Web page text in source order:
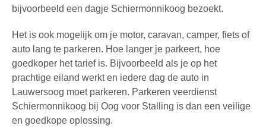
bijvoorbeeld een dagje Schiermonnikoog bezoekt.
Het is ook mogelijk om je motor, caravan, camper, fiets of
auto lang te parkeren. Hoe langer je parkeert, hoe
goedkoper het tarief is. Bijvoorbeeld als je op het
prachtige eiland werkt en iedere dag de auto in
Lauwersoog moet parkeren. Parkeren veerdienst
Schiermonnikoog bij Oog voor Stalling is dan een veilige
en goedkope oplossing.